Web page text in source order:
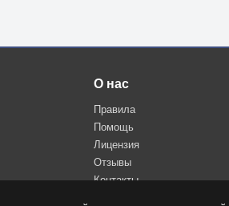
О нас
Правила
Помощь
Лицензия
Отзывы
Контакты